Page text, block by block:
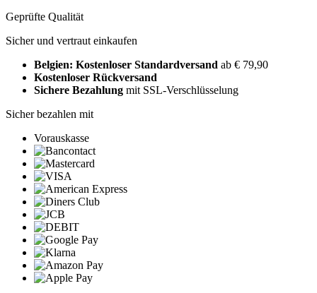
Geprüfte Qualität
Sicher und vertraut einkaufen
Belgien: Kostenloser Standardversand ab € 79,90
Kostenloser Rückversand
Sichere Bezahlung mit SSL-Verschlüsselung
Sicher bezahlen mit
Vorauskasse